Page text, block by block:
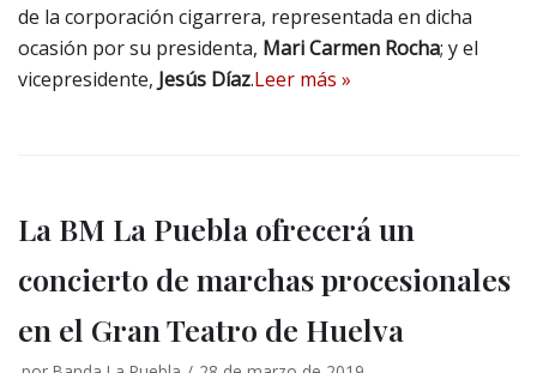
de la corporación cigarrera, representada en dicha
ocasión por su presidenta, Mari Carmen Rocha; y el
vicepresidente, Jesús Díaz.Leer más »
La BM La Puebla ofrecerá un
concierto de marchas procesionales
en el Gran Teatro de Huelva